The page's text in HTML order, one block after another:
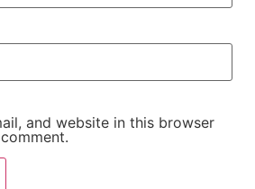
and website in this browser